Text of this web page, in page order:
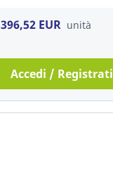
396,52 EUR unità
Accedi / Registrati